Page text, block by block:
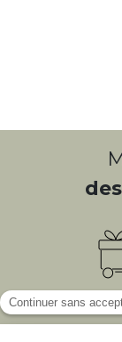
Livraison